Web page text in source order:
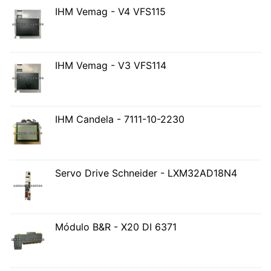
IHM Vemag - V4 VFS115
IHM Vemag - V3 VFS114
IHM Candela - 7111-10-2230
Servo Drive Schneider - LXM32AD18N4
Módulo B&R - X20 DI 6371